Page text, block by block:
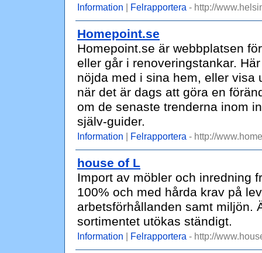
Information | Felrapportera - http://
Homepoint.se
Homepoint.se är webbplatsen
eller går i renoveringstankar.
nöjda med i sina hem, eller visa
när det är dags att göra en
om de senaste trenderna inom
själv-guider.
Information | Felrapportera - http://
house of L
Import av möbler och inredning
100% och med hårda krav på
arbetsförhållanden samt miljön.
sortimentet utökas ständigt.
Information | Felrapportera - http://